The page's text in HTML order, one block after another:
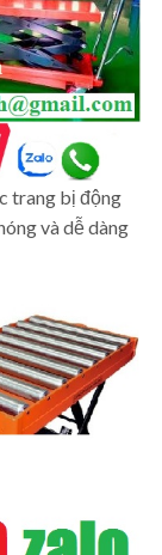
trang bị động
và dễ dàng